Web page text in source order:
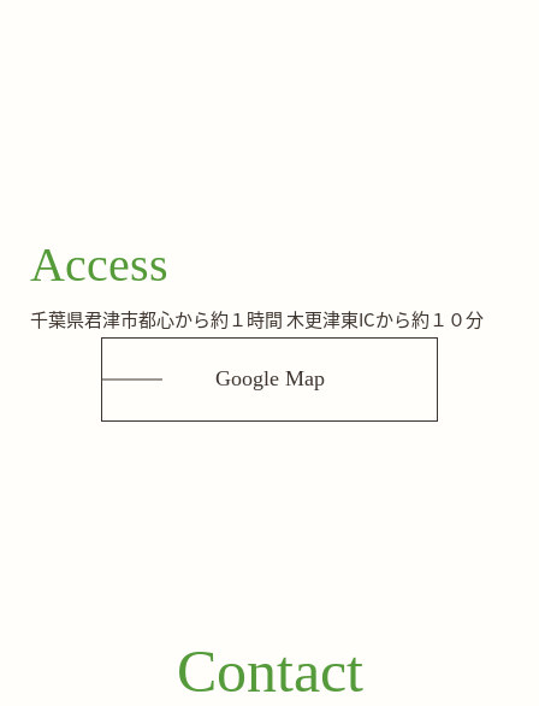
Access
千葉県君津市都心から約１時間 木更津東ICから約１０分
Google Map
Contact